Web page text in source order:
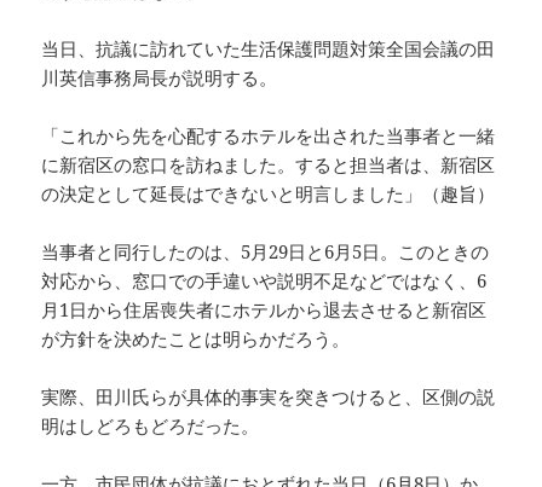
当日、抗議に訪れていた生活保護問題対策全国会議の田
川英信事務局長が説明する。
「これから先を心配するホテルを出された当事者と一緒
に新宿区の窓口を訪ねました。すると担当者は、新宿区
の決定として延長はできないと明言しました」（趣旨）
当事者と同行したのは、5月29日と6月5日。このときの
対応から、窓口での手違いや説明不足などではなく、6
月1日から住居喪失者にホテルから退去させると新宿区
が方針を決めたことは明らかだろう。
実際、田川氏らが具体的事実を突きつけると、区側の説
明はしどろもどろだった。